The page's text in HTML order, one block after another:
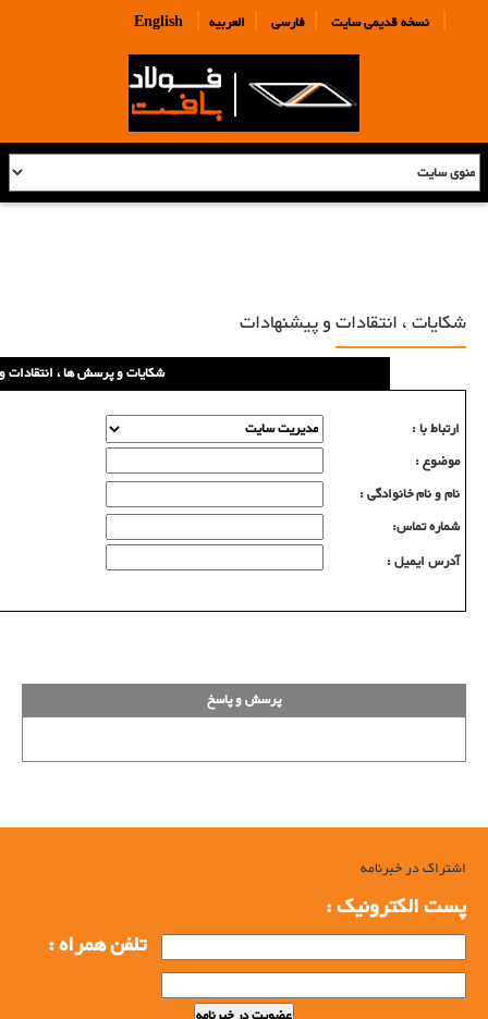
English | نسخه قدیمی سایت| فارسی| العربیه |
شکایات ، انتقادات و پیشنهادات
شکایات و پرسش ها ، انتقادات
ارتباط با :
موضوع :
نام و نام خانوادگی :
شماره تماس:
آدرس ایمیل :
پرسش و پاسخ
اشتراک در خبرنامه
پست الکترونیک :
تلفن همراه :